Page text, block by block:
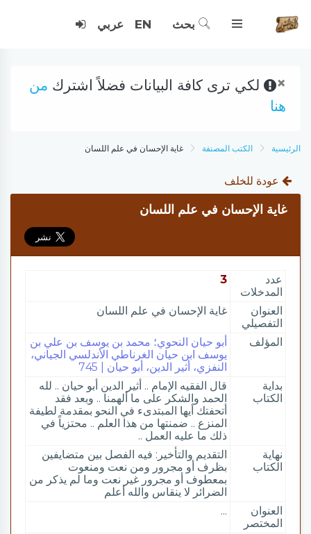
بحث EN عربي
× لكي ترى كافة البيانات فضلاً اشترك من
هنا
الرئيسية الكتب المصنفة غاية الإحسان في علم اللسان
عودة للخلف
غاية الإحسان في علم اللسان
عدد
المدخلات
3
العنوان
التفصيلي
غاية الإحسان في علم اللسان
المؤلف
أبو حيان النحوي؛ محمد بن يوسف بن علي بن
يوسف ابن حيان الغرناطي الأندلسي الجياني،
النفزي، أثير الدين، أبو حيان | 745
بداية
الكتاب
قال الفقيه الإمام .. أثير الدين أبو حيان .. لله
الحمد والشكر على ما ألهمنا .. وبعد فقد
أتحفتك أيها المبتدىء في النحو بمقدمة لطيفة
المنزع .. ضمنتها من هذا العلم .. محتزياً في
ذلك ما عليه العمل ..
نهاية
الكتاب
التقديم والتأخير: فيه الفصل بين متضايفين
بظرف أو مجرور ومن نعت ومنعوت
بمعطوف أو مجرور غير نعت وما لم يذكر من
الضرائر لا ينقاس والله أعلم
العنوان
المختصر
...